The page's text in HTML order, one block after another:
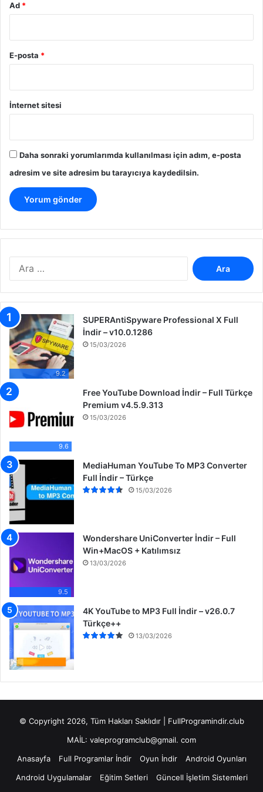
Ad *
E-posta *
İnternet sitesi
Daha sonraki yorumlarımda kullanılması için adım, e-posta
adresim ve site adresim bu tarayıcıya kaydedilsin.
A
m
:
9.2
SUPERAntiSpyware Professional X Full
İndir – v10.0.1286
15/03/2026
9.6
Free YouTube Download İndir – Full Türkçe
Premium v4.5.9.313
15/03/2026
MediaHuman YouTube To MP3 Converter
Full İndir – Türkçe
15/03/2026
9.5
Wondershare UniConverter İndir – Full
Win+MacOS + Katılımsız
13/03/2026
4K YouTube to MP3 Full İndir – v26.0.7
Türkçe++
13/03/2026
© Copyright 2026, Tüm Hakları Saklıdır | FullProgramindir.club
MAİL: valeprogramclub@gmail. com
Anasayfa
Full Programlar İndir Oyun İndir
Android Oyunları
Android Uygulamalar
Eğitim Setleri Güncell İşletim Sistemleri